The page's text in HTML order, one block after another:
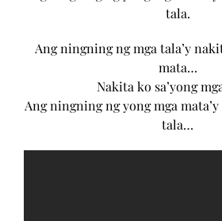
tala.
Ang ningning ng mga tala’y
mata…
Nakita ko sa’yong
Ang ningning ng yong mga
tala…